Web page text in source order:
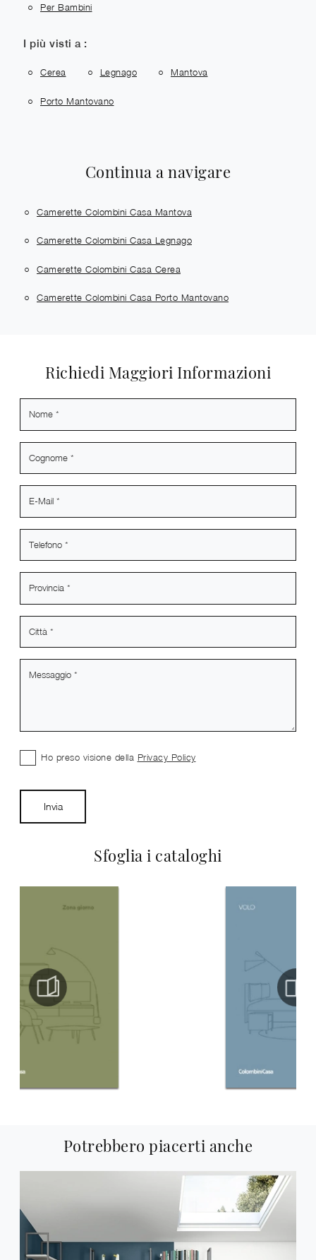
Per Bambini
I più visti a :
Cerea Legnago Mantova
Porto Mantovano
Continua a navigare
Camerette Colombini Casa Mantova
Camerette Colombini Casa Legnago
Camerette Colombini Casa Cerea
Camerette Colombini Casa Porto Mantovano
Sfoglia i cataloghi
Richiedi Maggiori Informazioni
Ho preso visione della Privacy Policy
Invia
Potrebbero piacerti anche